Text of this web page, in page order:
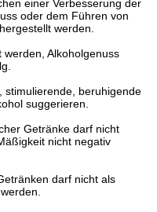
einer Verbesserung der
oder dem Führen von
werden.
Alkoholgenuss
stimulierende, beruhigende
suggerieren.
Getränke darf nicht
nicht negativ
darf nicht als